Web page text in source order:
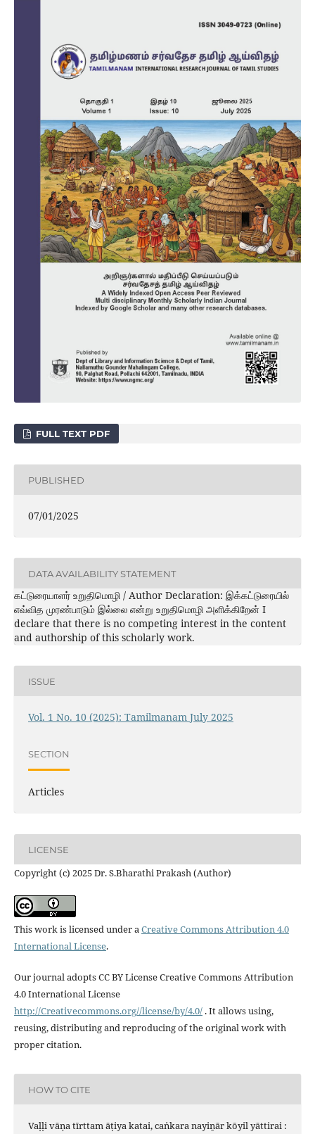
FULL TEXT PDF
PUBLISHED
07/01/2025
DATA AVAILABILITY STATEMENT
கட்டுரையாளர் உறுதிமொழி / Author Declaration: இக்கட்டுரையில்
எவ்வித முரண்பாடும் இல்லை என்று உறுதிமொழி அளிக்கிறேன் I
declare that there is no competing interest in the content
and authorship of this scholarly work.
ISSUE
Vol. 1 No. 10 (2025): Tamilmanam July 2025
SECTION
Articles
LICENSE
Copyright (c) 2025 Dr. S.Bharathi Prakash (Author)
This work is licensed under aCreative Commons Attribution 4.0
International License.
Our journal adopts CC BY License Creative Commons Attribution
4.0 International License
http://Creativecommons.org//license/by/4.0/. It allows using,
reusing, distributing and reproducing of the original work with
proper citation.
HOW TO CITE
Vaḷḷi vāṇa tīrttam āṭiya katai, caṅkara nayiṉār kōyil yāttirai :